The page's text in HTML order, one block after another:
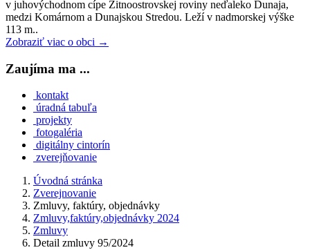
v juhovýchodnom cípe Žitnoostrovskej roviny neďaleko Dunaja,
medzi Komárnom a Dunajskou Stredou. Leží v nadmorskej výške
113 m..
Zobraziť viac o obci →
Zaujíma ma ...
kontakt
úradná tabuľa
projekty
fotogaléria
digitálny cintorín
zverejňovanie
Úvodná stránka
Zverejnovanie
Zmluvy, faktúry, objednávky
Zmluvy,faktúry,objednávky 2024
Zmluvy
Detail zmluvy 95/2024